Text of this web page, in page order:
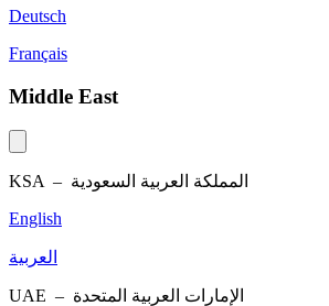
Deutsch
Français
Middle East
KSA – المملكة العربية السعودية
English
العربية
UAE – الإمارات العربية المتحدة